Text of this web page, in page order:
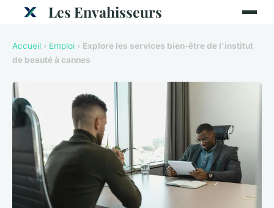
Les Envahisseurs
Accueil › Emploi › Explore les services bien-être de l'institut
de beauté à cannes